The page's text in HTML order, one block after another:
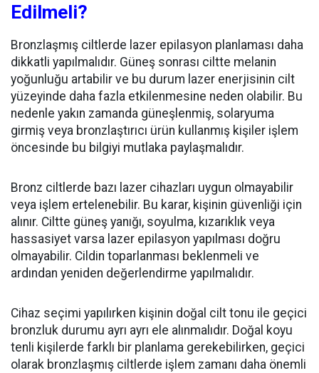
Edilmeli?
Bronzlaşmış ciltlerde lazer epilasyon planlaması daha
dikkatli yapılmalıdır. Güneş sonrası ciltte melanin
yoğunluğu artabilir ve bu durum lazer enerjisinin cilt
yüzeyinde daha fazla etkilenmesine neden olabilir. Bu
nedenle yakın zamanda güneşlenmiş, solaryuma
girmiş veya bronzlaştırıcı ürün kullanmış kişiler işlem
öncesinde bu bilgiyi mutlaka paylaşmalıdır.
Bronz ciltlerde bazı lazer cihazları uygun olmayabilir
veya işlem ertelenebilir. Bu karar, kişinin güvenliği için
alınır. Ciltte güneş yanığı, soyulma, kızarıklık veya
hassasiyet varsa lazer epilasyon yapılması doğru
olmayabilir. Cildin toparlanması beklenmeli ve
ardından yeniden değerlendirme yapılmalıdır.
Cihaz seçimi yapılırken kişinin doğal cilt tonu ile geçici
bronzluk durumu ayrı ayrı ele alınmalıdır. Doğal koyu
tenli kişilerde farklı bir planlama gerekebilirken, geçici
olarak bronzlaşmış ciltlerde işlem zamanı daha önemli